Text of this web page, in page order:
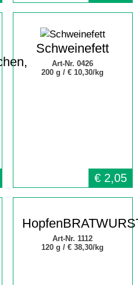
Schweinefett
Art-Nr. 0426
200 g /€ 10,30/kg
€ 2,05
Art-Nr. 1112
120 g /€ 38,30/kg